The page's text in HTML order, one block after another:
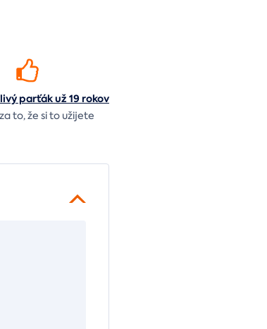
parťák už 19 rokov
to,že si to užijete